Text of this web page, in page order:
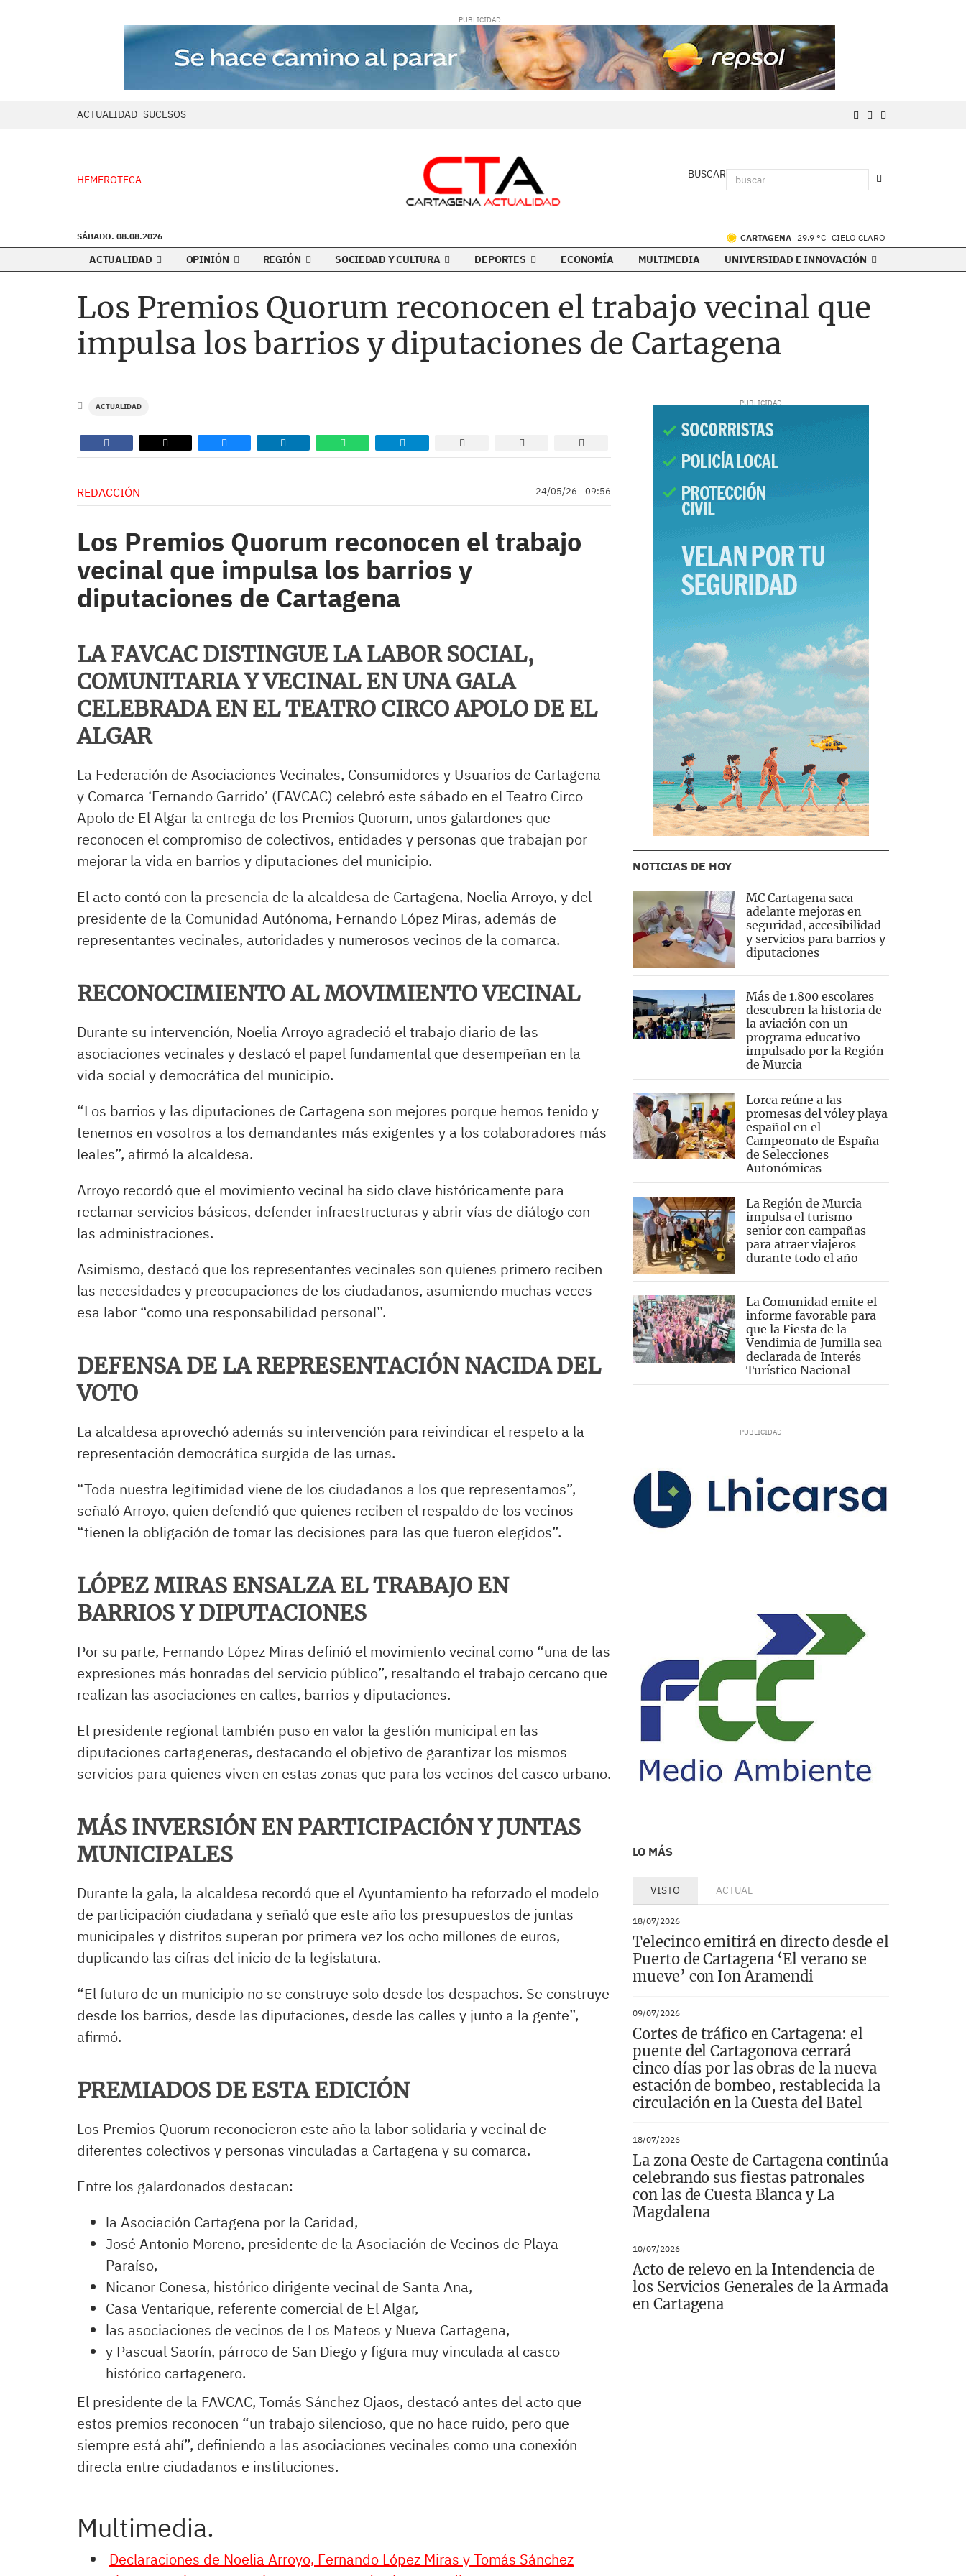
ACTUALIDAD SUCESOS
HEMEROTECA BUSCAR
SÁBADO. 08.08.2026 CARTAGENA 29.9 °C CIELO CLARO
ACTUALIDAD OPINIÓN REGIÓN SOCIEDAD Y CULTURA DEPORTES ECONOMÍA MULTIMEDIA UNIVERSIDAD E INNOVACIÓN
Los Premios Quorum reconocen el trabajo vecinal que
impulsa los barrios y diputaciones de Cartagena
ACTUALIDAD
REDACCIÓN 24/05/26 - 09:56
Los Premios Quorum reconocen el trabajo
vecinal que impulsa los barrios y
diputaciones de Cartagena
LA FAVCAC DISTINGUE LA LABOR SOCIAL,
COMUNITARIA Y VECINAL EN UNA GALA
CELEBRADA EN EL TEATRO CIRCO APOLO DE EL
ALGAR
La Federación de Asociaciones Vecinales, Consumidores y Usuarios de Cartagena
y Comarca ‘Fernando Garrido’ (FAVCAC) celebró este sábado en el Teatro Circo
Apolo de El Algar la entrega de los Premios Quorum, unos galardones que
reconocen el compromiso de colectivos, entidades y personas que trabajan por
mejorar la vida en barrios y diputaciones del municipio.
El acto contó con la presencia de la alcaldesa de Cartagena, Noelia Arroyo, y del
presidente de la Comunidad Autónoma, Fernando López Miras, además de
representantes vecinales, autoridades y numerosos vecinos de la comarca.
RECONOCIMIENTO AL MOVIMIENTO VECINAL
Durante su intervención, Noelia Arroyo agradeció el trabajo diario de las
asociaciones vecinales y destacó el papel fundamental que desempeñan en la
vida social y democrática del municipio.
“Los barrios y las diputaciones de Cartagena son mejores porque hemos tenido y
tenemos en vosotros a los demandantes más exigentes y a los colaboradores más
leales”, afirmó la alcaldesa.
Arroyo recordó que el movimiento vecinal ha sido clave históricamente para
reclamar servicios básicos, defender infraestructuras y abrir vías de diálogo con
las administraciones.
Asimismo, destacó que los representantes vecinales son quienes primero reciben
las necesidades y preocupaciones de los ciudadanos, asumiendo muchas veces
esa labor “como una responsabilidad personal”.
DEFENSA DE LA REPRESENTACIÓN NACIDA DEL
VOTO
La alcaldesa aprovechó además su intervención para reivindicar el respeto a la
representación democrática surgida de las urnas.
“Toda nuestra legitimidad viene de los ciudadanos a los que representamos”,
señaló Arroyo, quien defendió que quienes reciben el respaldo de los vecinos
“tienen la obligación de tomar las decisiones para las que fueron elegidos”.
LÓPEZ MIRAS ENSALZA EL TRABAJO EN
BARRIOS Y DIPUTACIONES
Por su parte, Fernando López Miras definió el movimiento vecinal como “una de las
expresiones más honradas del servicio público”, resaltando el trabajo cercano que
realizan las asociaciones en calles, barrios y diputaciones.
El presidente regional también puso en valor la gestión municipal en las
diputaciones cartageneras, destacando el objetivo de garantizar los mismos
servicios para quienes viven en estas zonas que para los vecinos del casco urbano.
MÁS INVERSIÓN EN PARTICIPACIÓN Y JUNTAS
MUNICIPALES
Durante la gala, la alcaldesa recordó que el Ayuntamiento ha reforzado el modelo
de participación ciudadana y señaló que este año los presupuestos de juntas
municipales y distritos superan por primera vez los ocho millones de euros,
duplicando las cifras del inicio de la legislatura.
“El futuro de un municipio no se construye solo desde los despachos. Se construye
desde los barrios, desde las diputaciones, desde las calles y junto a la gente”,
afirmó.
PREMIADOS DE ESTA EDICIÓN
Los Premios Quorum reconocieron este año la labor solidaria y vecinal de
diferentes colectivos y personas vinculadas a Cartagena y su comarca.
Entre los galardonados destacan:
la Asociación Cartagena por la Caridad,
José Antonio Moreno, presidente de la Asociación de Vecinos de Playa
Paraíso,
Nicanor Conesa, histórico dirigente vecinal de Santa Ana,
Casa Ventarique, referente comercial de El Algar,
las asociaciones de vecinos de Los Mateos y Nueva Cartagena,
y Pascual Saorín, párroco de San Diego y figura muy vinculada al casco
histórico cartagenero.
El presidente de la FAVCAC, Tomás Sánchez Ojaos, destacó antes del acto que
estos premios reconocen “un trabajo silencioso, que no hace ruido, pero que
siempre está ahí”, definiendo a las asociaciones vecinales como una conexión
directa entre ciudadanos e instituciones.
Multimedia.
Declaraciones de Noelia Arroyo, Fernando López Miras y Tomás Sánchez
NOTICIAS DE HOY
MC Cartagena saca
adelante mejoras en
seguridad, accesibilidad
y servicios para barrios y
diputaciones
Más de 1.800 escolares
descubren la historia de
la aviación con un
programa educativo
impulsado por la Región
de Murcia
Lorca reúne a las
promesas del vóley playa
español en el
Campeonato de España
de Selecciones
Autonómicas
La Región de Murcia
impulsa el turismo
senior con campañas
para atraer viajeros
durante todo el año
La Comunidad emite el
informe favorable para
que la Fiesta de la
Vendimia de Jumilla sea
declarada de Interés
Turístico Nacional
LO MÁS
VISTO ACTUAL
18/07/2026
Telecinco emitirá en directo desde el
Puerto de Cartagena ‘El verano se
mueve’ con Ion Aramendi
09/07/2026
Cortes de tráfico en Cartagena: el
puente del Cartagonova cerrará
cinco días por las obras de la nueva
estación de bombeo, restablecida la
circulación en la Cuesta del Batel
18/07/2026
La zona Oeste de Cartagena continúa
celebrando sus fiestas patronales
con las de Cuesta Blanca y La
Magdalena
10/07/2026
Acto de relevo en la Intendencia de
los Servicios Generales de la Armada
en Cartagena